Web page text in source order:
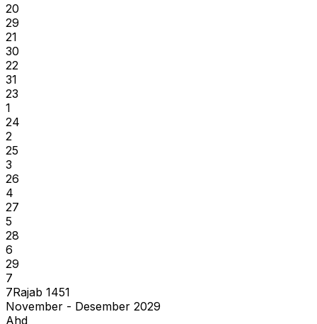
20
29
21
30
22
31
23
1
24
2
25
3
26
4
27
5
28
6
29
7
7Rajab 1451
November - Desember 2029
Ahd